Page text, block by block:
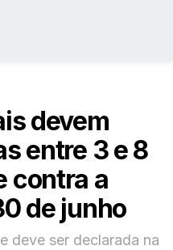
devem
entre 3 e 8
contra a
de junho
deve ser declarada na